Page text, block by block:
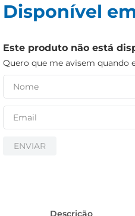
Disponível
Este produto não está
Quero que me avisem quando
ENVIAR
Descrição
azeite
papel higiênico
cerveja